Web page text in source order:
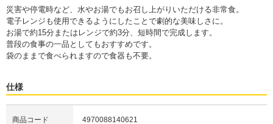
災害や停電時など、水やお湯でもお召し上がりいただける非常食。
電子レンジも使用できるようにしたことで劇的な美味しさに。
お湯で約15分またはレンジで約3分、短時間で完成します。
普段の食事の一品としてもおすすめです。
袋のままで食べられますので食器も不要。
仕様
商品コード 4970088140621